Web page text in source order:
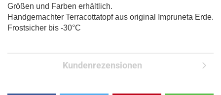
Größen und Farben erhältlich.
Handgemachter Terracottatopf aus original Impruneta Erde.
Frostsicher bis -30°C
Kundenrezensionen